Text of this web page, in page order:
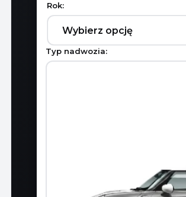
Rok:
Typ nadwozia: